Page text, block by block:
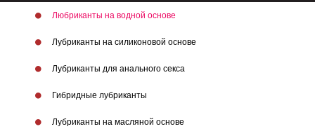
Любриканты на водной основе
Лубриканты на силиконовой основе
Лубриканты для анального секса
Гибридные лубриканты
Лубриканты на масляной основе